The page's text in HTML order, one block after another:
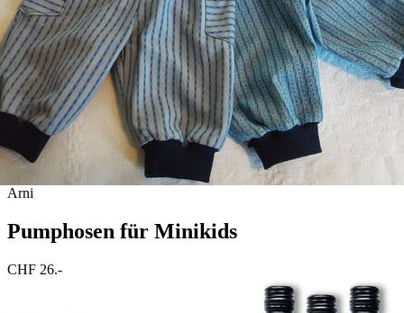
Arni
Pumphosen für Minikids
CHF 26.-